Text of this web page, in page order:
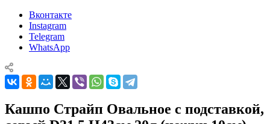
Вконтакте
Instagram
Telegram
WhatsApp
Кашпо Страйп Овальное с подставкой,